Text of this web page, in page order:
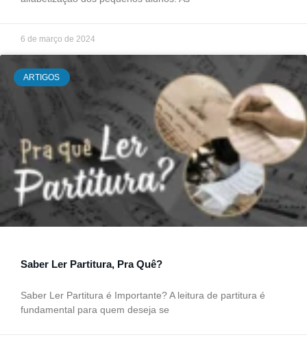
6 de março de 2024
ARTIGOS
Saber Ler Partitura, Pra Quê?
Saber Ler Partitura é Importante? A leitura de partitura é
fundamental para quem deseja se